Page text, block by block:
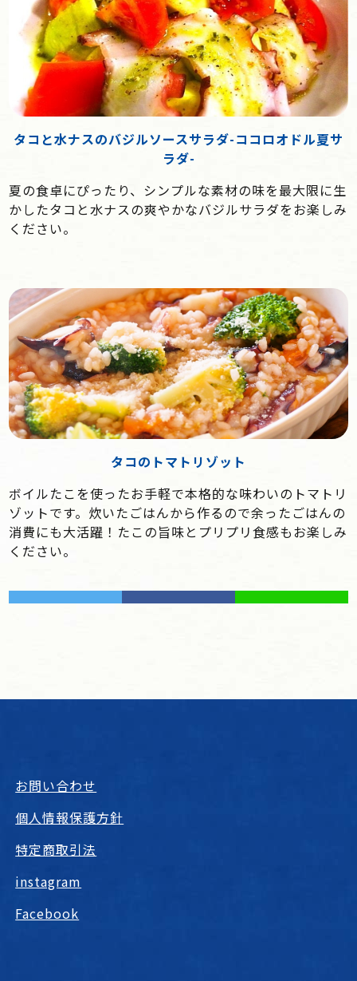
タコと水ナスのバジルソースサラダ-ココロオドル夏サ
ラダ-
夏の食卓にぴったり、シンプルな素材の味を最大限に生
かしたタコと水ナスの爽やかなバジルサラダをお楽しみ
ください。
タコのトマトリゾット
ボイルたこを使ったお手軽で本格的な味わいのトマトリ
ゾットです。炊いたごはんから作るので余ったごはんの
消費にも大活躍！たこの旨味とプリプリ食感もお楽しみ
ください。
お問い合わせ
個人情報保護方針
特定商取引法
instagram
Facebook